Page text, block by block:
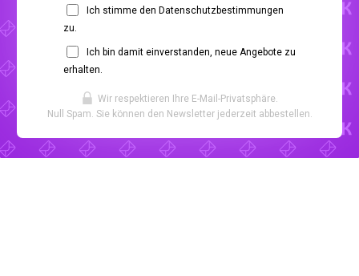
Ich stimme den Datenschutzbestimmungen
zu.
Ich bin damit einverstanden, neue Angebote zu
erhalten.
Wir respektieren Ihre E-Mail-Privatsphäre.
Null Spam. Sie können den Newsletter jederzeit abbestellen.